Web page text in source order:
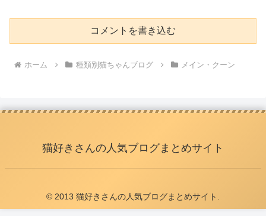
コメントを書き込む
ホーム 種類別猫ちゃんブログ メイン・クーン
猫好きさんの人気ブログまとめサイト
© 2013 猫好きさんの人気ブログまとめサイト.